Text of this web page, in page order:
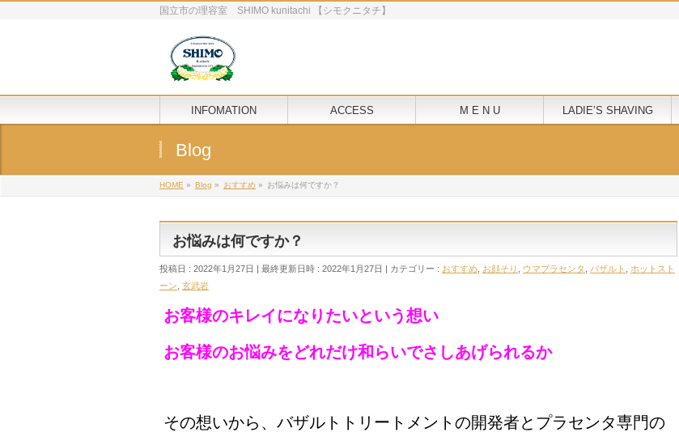
国立市の理容室 SHIMO kunitachi 【シモクニタチ】
INFOMATION ACCESS M E N U LADIE’S SHAVING
Blog
HOME » Blog » おすすめ » お悩みは何ですか？
お悩みは何ですか？
投稿日 : 2022年1月27日 最終更新日時 : 2022年1月27日 カテゴリー : おすすめ お顔そり ウマプラセンタ バザルト
ホットスト
ーン 玄武岩
お客様のキレイになりたいという想い
お客様のお悩みをどれだけ和らいでさしあげられるか
その想いから、バザルトトリートメントの開発者とプラセンタ専門の